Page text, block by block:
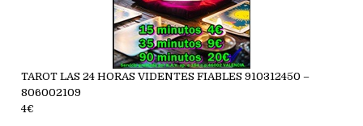
TAROT LAS 24 HORAS VIDENTES FIABLES 910312450 –
806002109
4€